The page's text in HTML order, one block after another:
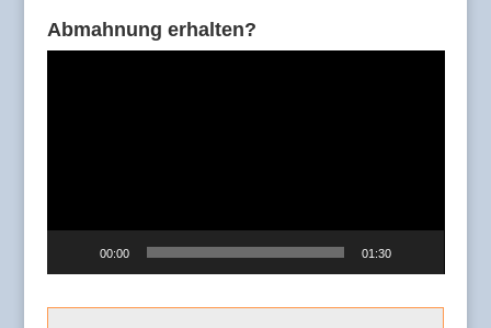
Abmahnung erhalten?
00:00 01:30